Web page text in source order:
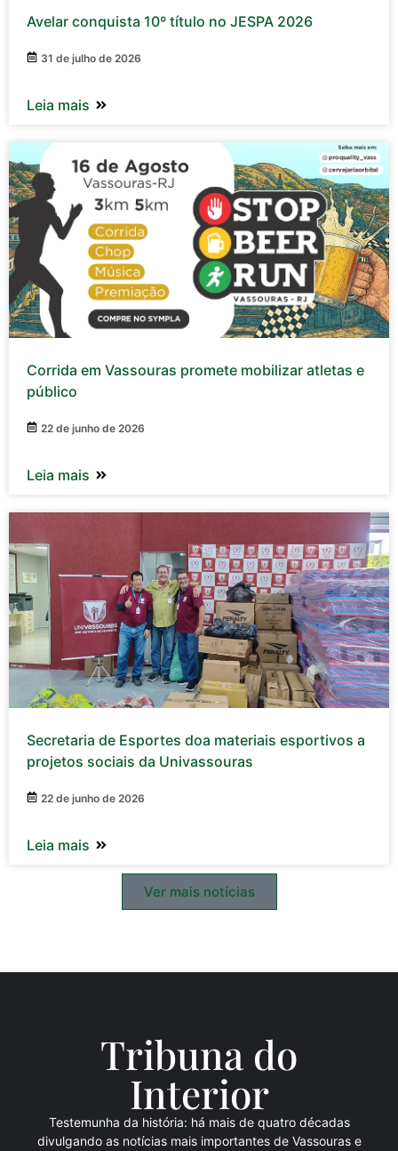
Avelar conquista 10º título no JESPA 2026
31 de julho de 2026
Leia mais
Corrida em Vassouras promete mobilizar atletas e
público
22 de junho de 2026
Leia mais
Secretaria de Esportes doa materiais esportivos a
projetos sociais da Univassouras
22 de junho de 2026
Leia mais
Ver mais notícias
Tribuna do
Interior
Testemunha da história: há mais de quatro décadas
divulgando as notícias mais importantes de Vassouras e